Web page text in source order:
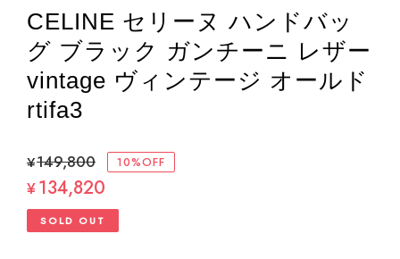
CELINE セリーヌ ハンドバッ
グ ブラック ガンチーニ レザー
vintage ヴィンテージ オールド
rtifa3
¥149,800 10%OFF
¥134,820
SOLD OUT